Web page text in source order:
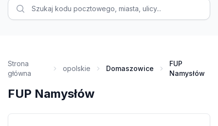
Strona
główna
opolskie Domaszowice
FUP
Namysłów
FUP Namysłów